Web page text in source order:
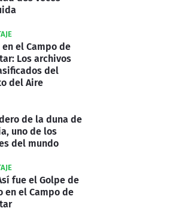
en el Campo de
Los archivos
del
del Aire
de la duna de
uno de los
del mundo
fue el Golpe de
en el Campo de